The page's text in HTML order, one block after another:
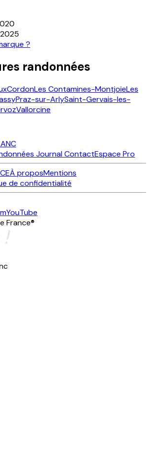
2025
?
randonnées
CordonLes Contamines-MontjoieLes
Praz-sur-ArlySaint-Gervais-les-
Vallorcine
JournalContactEspace Pro
À proposMentions
de confidentialité
YouTube
France®